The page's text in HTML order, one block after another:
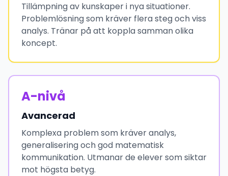
Tillämpning av kunskaper i nya situationer.
Problemlösning som kräver flera steg och viss
analys. Tränar på att koppla samman olika
koncept.
A-nivå
Avancerad
Komplexa problem som kräver analys,
generalisering och god matematisk
kommunikation. Utmanar de elever som siktar
mot högsta betyg.